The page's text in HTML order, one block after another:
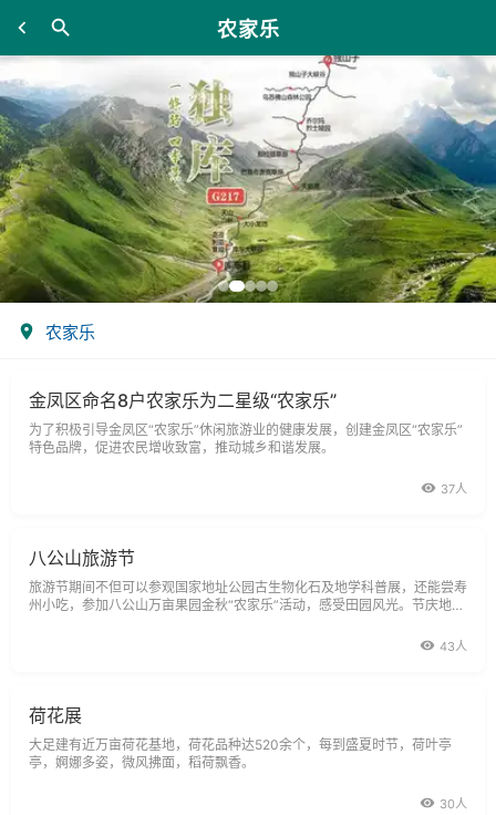
农家乐
农家乐
金凤区命名8户农家乐为二星级“农家乐”
为了积极引导金凤区“农家乐”休闲旅游业的健康发展，创建金凤区“农家乐”
特色品牌，促进农民增收致富，推动城乡和谐发展。
37人
八公山旅游节
旅游节期间不但可以参观国家地址公园古生物化石及地学科普展，还能尝寿
州小吃，参加八公山万亩果园金秋“农家乐”活动，感受田园风光。节庆地
43人
荷花展
大足建有近万亩荷花基地，荷花品种达520余个，每到盛夏时节，荷叶亭
亭，婀娜多姿，微风拂面，稻荷飘香。
30人